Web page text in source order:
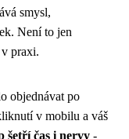
smysl,
Není to jen
praxi.
objednávat po
v mobilu a váš
šetří čas i nervy -